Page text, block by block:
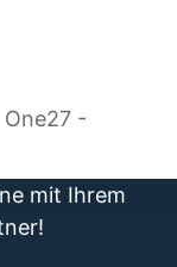
One27 -
mit Ihrem